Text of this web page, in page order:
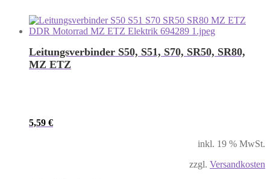
Leitungsverbinder S50, S51, S70, SR50, SR80,
MZ ETZ
5,59 €
inkl. 19 % MwSt.
zzgl. Versandkosten